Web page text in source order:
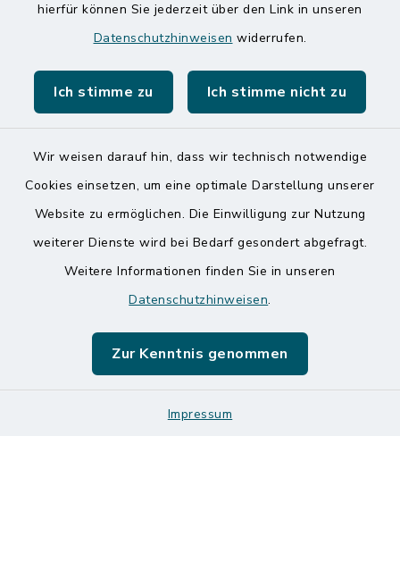
hierfür können Sie jederzeit über den Link in unseren
Datenschutzhinweisen widerrufen.
Ich stimme zu Ich stimme nicht zu
Wir weisen darauf hin, dass wir technisch notwendige
Cookies einsetzen, um eine optimale Darstellung unserer
Website zu ermöglichen. Die Einwilligung zur Nutzung
weiterer Dienste wird bei Bedarf gesondert abgefragt.
Weitere Informationen finden Sie in unseren
Datenschutzhinweisen.
Zur Kenntnis genommen
Impressum
Speicherkoog Meldorfer Koog
Kontakt
Datenschutz
Logos und Designmanual